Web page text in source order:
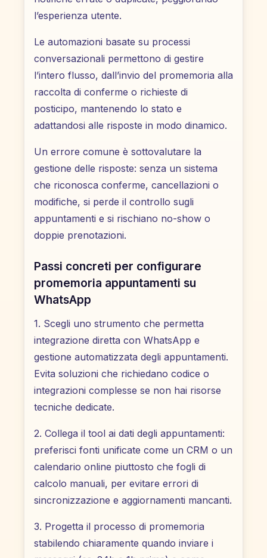
l’esperienza utente.
Le automazioni basate su processi
conversazionali permettono di gestire
l’intero flusso, dall’invio del promemoria alla
raccolta di conferme o richieste di
posticipo, mantenendo lo stato e
adattandosi alle risposte in modo dinamico.
Un errore comune è sottovalutare la
gestione delle risposte: senza un sistema
che riconosca conferme, cancellazioni o
modifiche, si perde il controllo sugli
appuntamenti e si rischiano no-show o
doppie prenotazioni.
Passi concreti per configurare
promemoria appuntamenti su
WhatsApp
1. Scegli uno strumento che permetta
integrazione diretta con WhatsApp e
gestione automatizzata degli appuntamenti.
Evita soluzioni che richiedano codice o
integrazioni complesse se non hai risorse
tecniche dedicate.
2. Collega il tool ai dati degli appuntamenti:
preferisci fonti unificate come un CRM o un
calendario online piuttosto che fogli di
calcolo manuali, per evitare errori di
sincronizzazione e aggiornamenti mancanti.
3. Progetta il processo di promemoria
stabilendo chiaramente quando inviare i